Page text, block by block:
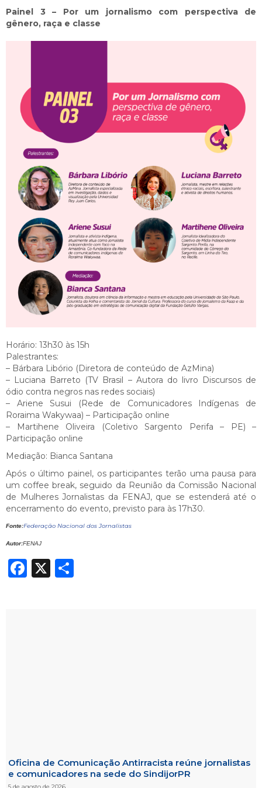
Painel 3 – Por um jornalismo com perspectiva de
gênero, raça e classe
Horário: 13h30 às 15h
Palestrantes:
– Bárbara Libório (Diretora de conteúdo de AzMina)
– Luciana Barreto (TV Brasil – Autora do livro Discursos de
ódio contra negros nas redes sociais)
– Ariene Susui (Rede de Comunicadores Indígenas de
Roraima Wakywaa) – Participação online
– Martihene Oliveira (Coletivo Sargento Perifa – PE) –
Participação online
Mediação: Bianca Santana
Após o último painel, os participantes terão uma pausa para
um coffee break, seguido da Reunião da Comissão Nacional
de Mulheres Jornalistas da FENAJ, que se estenderá até o
encerramento do evento, previsto para às 17h30.
Fonte:Federação Nacional dos Jornalistas
Autor:FENAJ
Facebook
X
Oficina de Comunicação Antirracista reúne jornalistas
e comunicadores na sede do SindijorPR
5 de agosto de 2026